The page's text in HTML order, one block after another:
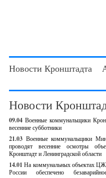
Новости Кронштадта
Новости
09.04 Военные коммунальщики
весенние субботники
21.03 Военные коммунальщики
проводят весенние осмотры
Кронштадт и Ленинградской области
14.01 На коммунальных объектах
России обеспечено